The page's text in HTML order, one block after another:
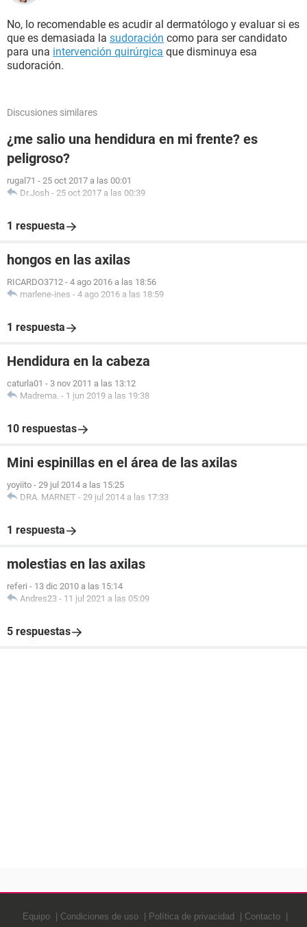
No, lo recomendable es acudir al dermatólogo y evaluar si es
que es demasiada la sudoración como para ser candidato
para una intervención quirúrgica que disminuya esa
sudoración.
Discusiones similares
¿me salio una hendidura en mi frente? es
peligroso?
rugal71 - 25 oct 2017 a las 00:01
Dr.Josh - 25 oct 2017 a las 00:39
1 respuesta
hongos en las axilas
RICARDO3712 - 4 ago 2016 a las 18:56
marlene-ines - 4 ago 2016 a las 18:59
1 respuesta
Hendidura en la cabeza
caturla01 - 3 nov 2011 a las 13:12
Madrema. - 1 jun 2019 a las 19:38
10 respuestas
Mini espinillas en el área de las axilas
yoyiito - 29 jul 2014 a las 15:25
DRA. MARNET - 29 jul 2014 a las 17:33
1 respuesta
molestias en las axilas
referi - 13 dic 2010 a las 15:14
Andres23 - 11 jul 2021 a las 05:09
5 respuestas
Equipo Condiciones de uso Política de privacidad Contacto